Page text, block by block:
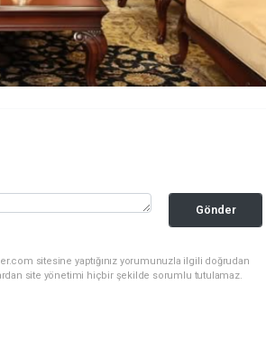
Gönder
sitesine yaptığınız yorumunuzla ilgili doğrudan
site yönetimi hiçbir şekilde sorumlu tutulamaz.